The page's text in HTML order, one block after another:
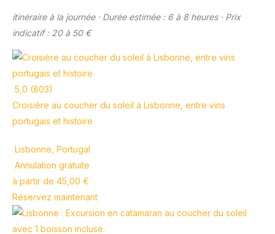
itinéraire à la journée · Durée estimée : 6 à 8 heures · Prix
indicatif : 20 à 50 €
5,0 (803)
Croisière au coucher du soleil à Lisbonne, entre vins
portugais et histoire
Lisbonne, Portugal
Annulation gratuite
à partir de 45,00 €
Réservez maintenant